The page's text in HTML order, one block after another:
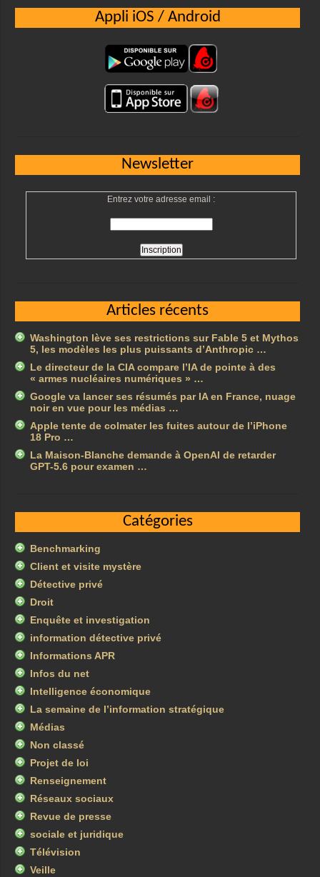
Appli iOS / Android
Newsletter
Entrez votre adresse email :
Articles récents
Washington lève ses restrictions sur Fable 5 et Mythos
5, les modèles les plus puissants d’Anthropic …
Le directeur de la CIA compare l’IA de pointe à des
« armes nucléaires numériques » …
Google va lancer ses résumés par IA en France, nuage
noir en vue pour les médias …
Apple tente de colmater les fuites autour de l’iPhone
18 Pro …
La Maison-Blanche demande à OpenAI de retarder
GPT-5.6 pour examen …
Catégories
Benchmarking
Client et visite mystère
Détective privé
Droit
Enquête et investigation
information détective privé
Informations APR
Infos du net
Intelligence économique
La semaine de l’information stratégique
Médias
Non classé
Projet de loi
Renseignement
Réseaux sociaux
Revue de presse
sociale et juridique
Télévision
Veille